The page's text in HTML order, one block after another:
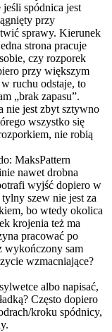
spódnica jest
przy
sprawy. Kierunek
strona pracuje
czy rozporek
przy większym
ruchu odstaje, to
„brak zapasu”.
nie jest zbyt sztywno
wszystko się
nie robią
MaksPattern
nawet drobna
wyjść dopiero w
szew nie jest za
bo wtedy okolica
krojenia też ma
pracować po
wykończony sam
wzmacniające?
albo napisać,
Często dopiero
kroku spódnicy,